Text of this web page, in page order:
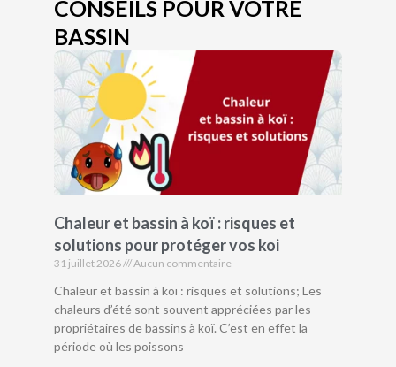
CONSEILS POUR VOTRE
BASSIN
Chaleur et bassin à koï : risques et
solutions pour protéger vos koi
31 juillet 2026 Aucun commentaire
Chaleur et bassin à koï : risques et solutions; Les
chaleurs d’été sont souvent appréciées par les
propriétaires de bassins à koï. C’est en effet la
période où les poissons